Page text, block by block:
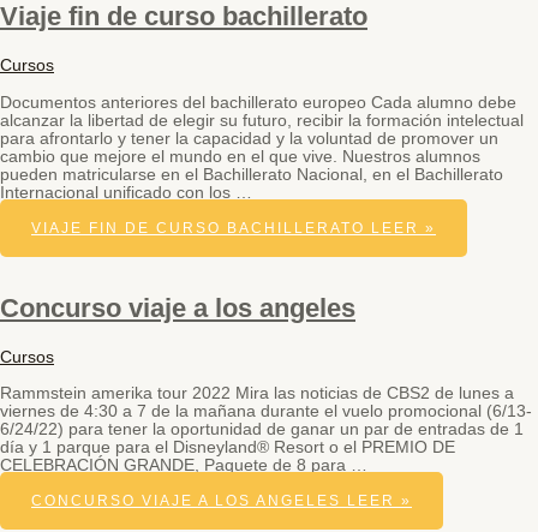
Viaje fin de curso bachillerato
Cursos
Documentos anteriores del bachillerato europeo Cada alumno debe
alcanzar la libertad de elegir su futuro, recibir la formación intelectual
para afrontarlo y tener la capacidad y la voluntad de promover un
cambio que mejore el mundo en el que vive. Nuestros alumnos
pueden matricularse en el Bachillerato Nacional, en el Bachillerato
Internacional unificado con los …
VIAJE FIN DE CURSO BACHILLERATO LEER »
Concurso viaje a los angeles
Cursos
Rammstein amerika tour 2022 Mira las noticias de CBS2 de lunes a
viernes de 4:30 a 7 de la mañana durante el vuelo promocional (6/13-
6/24/22) para tener la oportunidad de ganar un par de entradas de 1
día y 1 parque para el Disneyland® Resort o el PREMIO DE
CELEBRACIÓN GRANDE, Paquete de 8 para …
CONCURSO VIAJE A LOS ANGELES LEER »